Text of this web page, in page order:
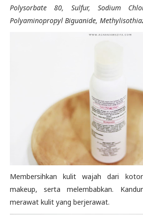
Polysorbate 80, Sulfur, Sodium
Polyaminopropyl Biguanide,
Membersihkan kulit wajah dari
makeup, serta melembabkan.
merawat kulit yang berjerawat.